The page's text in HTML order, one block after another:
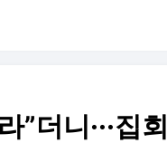
더니···집회